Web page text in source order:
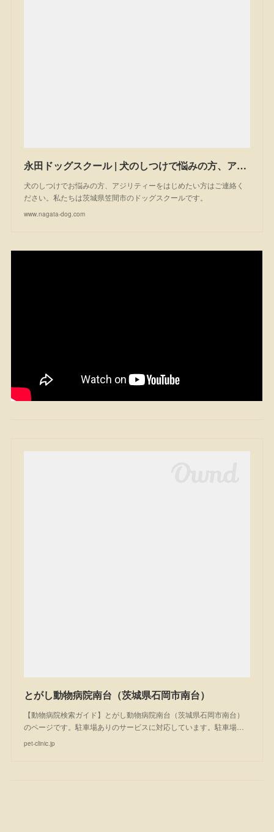
永田ドッグスクール | 犬のしつけで悩みの方、アジリティーを始めたい方は一度ご相談ください。私たちは茨城県笠間市のドッグスクールです。
犬のしつけでお悩みの方、アジリティーをはじめたい方はご連絡く
ださい。私たちは茨城県笠間市のドッグスクールです。
www.nagata-dog.com
とがし動物病院南台（茨城県石岡市南台）
【動物病院検索ガイド】とがし動物病院南台（茨城県石岡市南台）
のページです。駐車場ありのサービスに対応しています。駐車場…
pet-clinic.jp